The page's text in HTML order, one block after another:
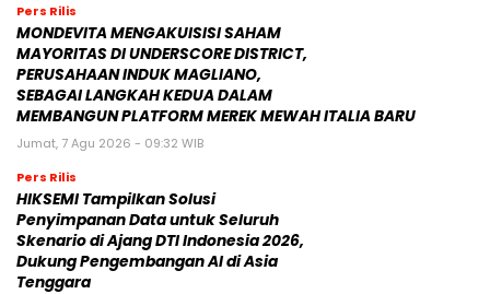
Pers Rilis
MONDEVITA MENGAKUISISI SAHAM
MAYORITAS DI UNDERSCORE DISTRICT,
PERUSAHAAN INDUK MAGLIANO,
SEBAGAI LANGKAH KEDUA DALAM
MEMBANGUN PLATFORM MEREK MEWAH ITALIA BARU
Jumat, 7 Agu 2026 - 09:32 WIB
Pers Rilis
HIKSEMI Tampilkan Solusi
Penyimpanan Data untuk Seluruh
Skenario di Ajang DTI Indonesia 2026,
Dukung Pengembangan AI di Asia
Tenggara